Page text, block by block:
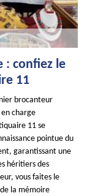
: confiez le
11
brocanteur
charge
11 se
pointue du
garantissant une
héritiers des
vous faites le
la mémoire